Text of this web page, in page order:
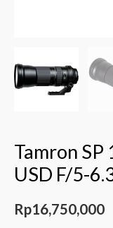
Tamron
USD F/5-
Rp16,750,000